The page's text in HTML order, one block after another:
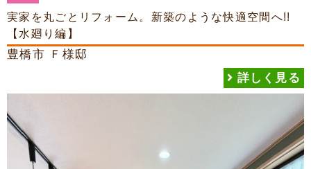
実家を丸ごとリフォーム。新築のような快適空間へ!!
【水廻り編】
豊橋市
Ｆ様邸
詳しく見る